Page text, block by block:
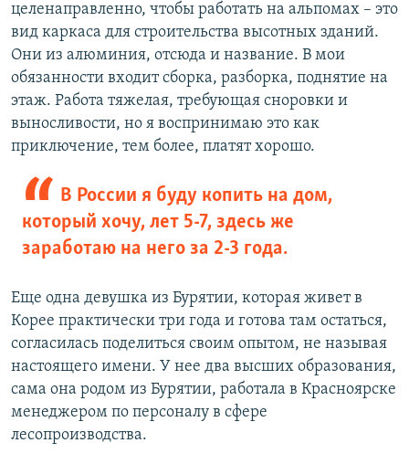
целенаправленно, чтобы работать на альпомах – это
вид каркаса для строительства высотных зданий.
Они из алюминия, отсюда и название. В мои
обязанности входит сборка, разборка, поднятие на
этаж. Работа тяжелая, требующая сноровки и
выносливости, но я воспринимаю это как
приключение, тем более, платят хорошо.
В России я буду копить на дом,
который хочу, лет 5-7, здесь же
заработаю на него за 2-3 года.
Еще одна девушка из Бурятии, которая живет в
Корее практически три года и готова там остаться,
согласилась поделиться своим опытом, не называя
настоящего имени. У нее два высших образования,
сама она родом из Бурятии, работала в Красноярске
менеджером по персоналу в сфере
лесопроизводства.